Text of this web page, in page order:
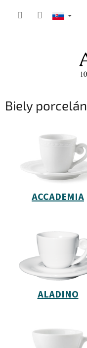
Biely porcelán
ACCADEMIA
ALADINO